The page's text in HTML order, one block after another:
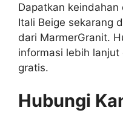
Dapatkan
Itali Beige sekarang
dari MarmerGranit.
informasi lebih
gratis.
Hubungi